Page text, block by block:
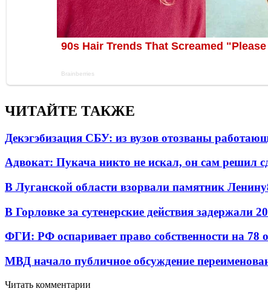
ЧИТАЙТЕ ТАКЖЕ
Декэгэбизация СБУ: из вузов отозваны
Адвокат: Пукача никто не искал, он сам решил
В Луганской области взорвали памятник Ленину
В Горловке за сутенерские действия задержали
ФГИ: РФ оспаривает право собственности на 78
МВД начало публичное обсуждение
Читать комментарии